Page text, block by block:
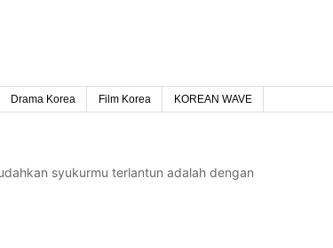
Drama Korea Film Korea KOREAN WAVE
syukurmu terlantun adalah dengan